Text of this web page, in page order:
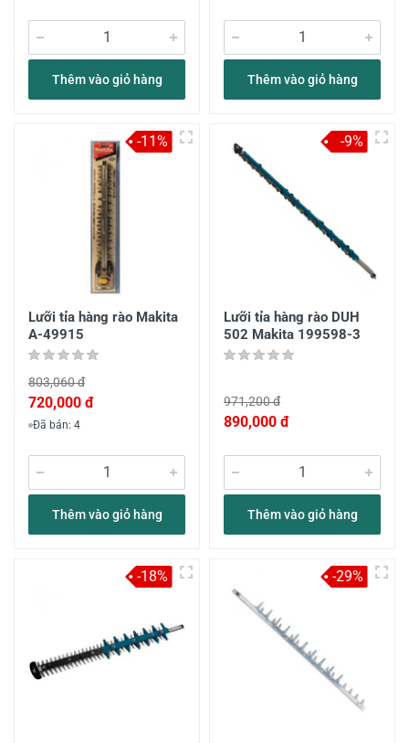
Thêm vào giỏ hàng Thêm vào giỏ hàng
Lưỡi tỉa hàng rào Makita
A-49915
803,060 đ
720,000 đ
Đã bán: 4
Thêm vào giỏ hàng
-11%
Lưỡi tỉa hàng rào DUH
502 Makita 199598-3
971,200 đ
890,000 đ
Thêm vào giỏ hàng
-9%
-18% -29%